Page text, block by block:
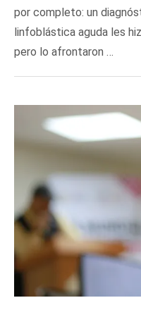
por completo: un
linfoblástica aguda les
pero lo afrontaron …